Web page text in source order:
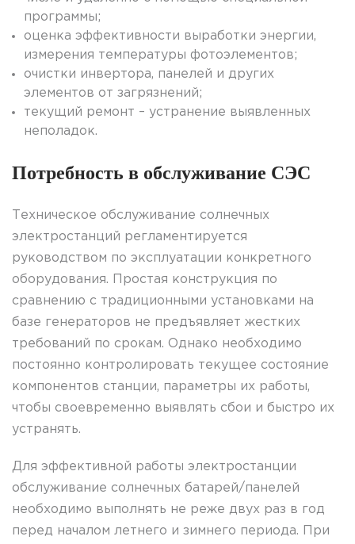
программы;
оценка эффективности выработки энергии,
измерения температуры фотоэлементов;
очистки инвертора, панелей и других
элементов от загрязнений;
текущий ремонт – устранение выявленных
неполадок.
Потребность в обслуживание СЭС
Техническое обслуживание солнечных
электростанций регламентируется
руководством по эксплуатации конкретного
оборудования. Простая конструкция по
сравнению с традиционными установками на
базе генераторов не предъявляет жестких
требований по срокам. Однако необходимо
постоянно контролировать текущее состояние
компонентов станции, параметры их работы,
чтобы своевременно выявлять сбои и быстро их
устранять.
Для эффективной работы электростанции
обслуживание солнечных батарей/панелей
необходимо выполнять не реже двух раз в год
перед началом летнего и зимнего периода. При